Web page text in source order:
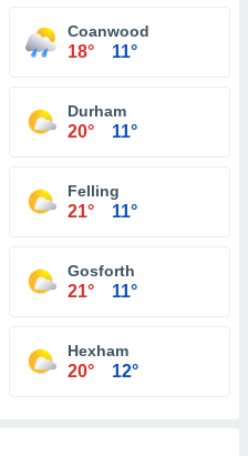
Coanwood
18° 11°
Durham
20° 11°
Felling
21° 11°
Gosforth
21° 11°
Hexham
20° 12°